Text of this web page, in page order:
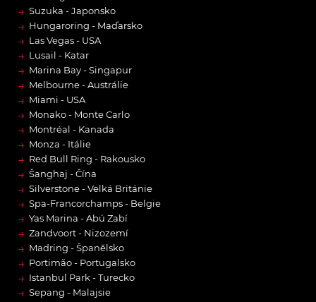
→ Suzuka - Japonsko
→ Hungaroring - Maďarsko
→ Las Vegas - USA
→ Lusail - Katar
→ Marina Bay - Singapur
→ Melbourne - Austrálie
→ Miami - USA
→ Monako - Monte Carlo
→ Montréal - Kanada
→ Monza - Itálie
→ Red Bull Ring - Rakousko
→ Šanghaj - Čína
→ Silverstone - Velká Británie
→ Spa-Francorchamps - Belgie
→ Yas Marina - Abú Zabí
→ Zandvoort - Nizozemí
→ Madring - Španělsko
→ Portimão - Portugalsko
→ Istanbul Park - Turecko
→ Sepang - Malajsie